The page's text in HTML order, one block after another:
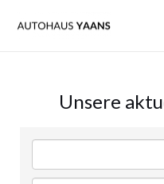
Inhalt
Unsere